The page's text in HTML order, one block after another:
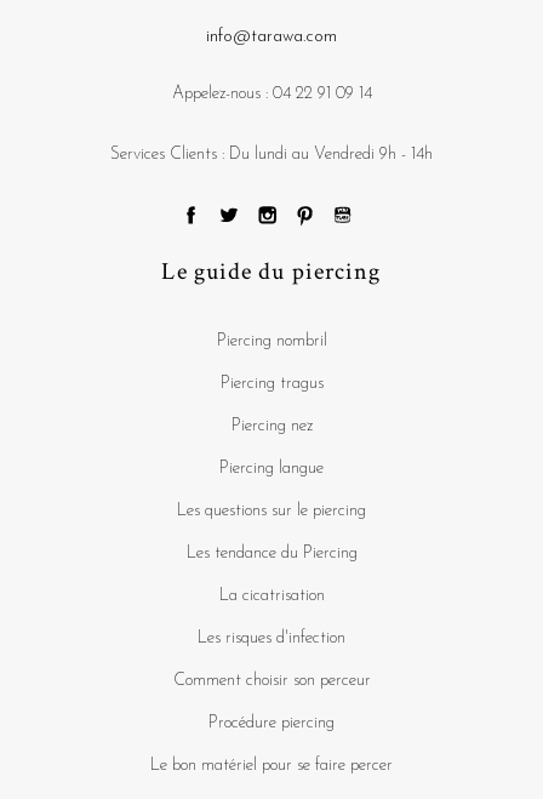
info@tarawa.com
Appelez-nous : 04 22 91 09 14
Services Clients : Du lundi au Vendredi 9h - 14h
Le guide du piercing
Piercing nombril
Piercing tragus
Piercing nez
Piercing langue
Les questions sur le piercing
Les tendance du Piercing
La cicatrisation
Les risques d'infection
Comment choisir son perceur
Procédure piercing
Le bon matériel pour se faire percer